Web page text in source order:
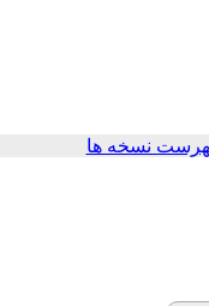
نسخه ها